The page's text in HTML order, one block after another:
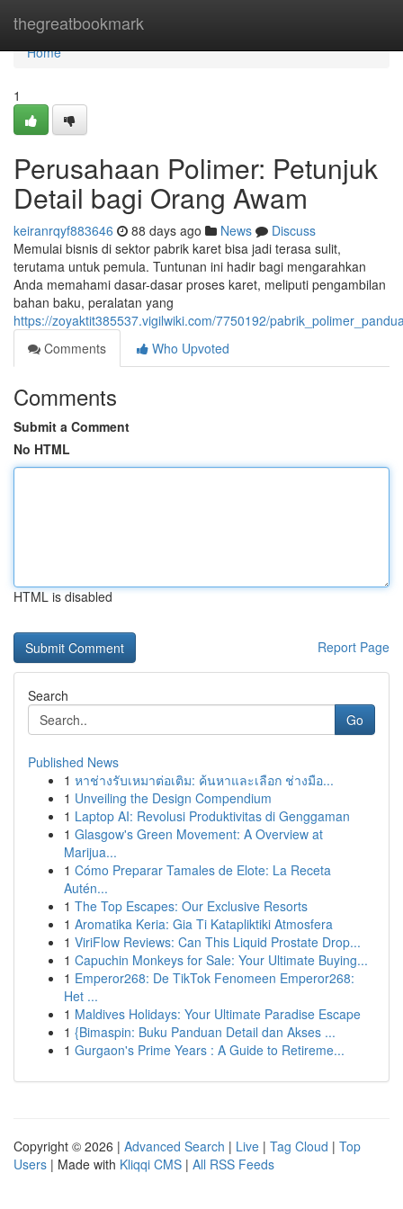
thegreatbookmark
Home
Home
1
Perusahaan Polimer: Petunjuk
Detail bagi Orang Awam
keiranrqyf883646 88 days ago News
Discuss
Memulai bisnis di sektor pabrik karet bisa jadi terasa sulit,
terutama untuk pemula. Tuntunan ini hadir bagi mengarahkan
Anda memahami dasar-dasar proses karet, meliputi pengambilan
bahan baku, peralatan yang
https://zoyaktit385537.vigilwiki.com/7750192/
Comments
Who Upvoted
Comments
Submit a Comment
No HTML
HTML is disabled
Report Page
Search
Go
Published News
1 หาช่างรับเหมาต่อเติม: ค้นหาและเลือก ช่างมือ...
1 Unveiling the Design Compendium
1 Laptop AI: Revolusi Produktivitas di Genggaman
1 Glasgow's Green Movement: A Overview at
Marijua...
1 Cómo Preparar Tamales de Elote: La Receta
Autén...
1 The Top Escapes: Our Exclusive Resorts
1 Aromatika Keria: Gia Ti Katapliktiki Atmosfera
1 ViriFlow Reviews: Can This Liquid Prostate Drop...
1 Capuchin Monkeys for Sale: Your Ultimate Buying...
1 Emperor268: De TikTok Fenomeen Emperor268:
Het ...
1 Maldives Holidays: Your Ultimate Paradise Escape
1 {Bimaspin: Buku Panduan Detail dan Akses ...
1 Gurgaon's Prime Years : A Guide to Retireme...
Copyright © 2026 | Advanced Search | Live | Tag Cloud | Top
Users | Made with Kliqqi CMS | All RSS Feeds